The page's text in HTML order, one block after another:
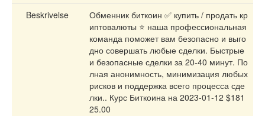
Beskrivelse
Обменник биткоин ✅ купить / продать кр
иптовалюты ⭐ наша профессиональная
команда поможет вам безопасно и выго
дно совершать любые сделки. Быстрые
и безопасные сделки за 20-40 минут. По
лная анонимность, минимизация любых
рисков и поддержка всего процесса сде
лки.. Курс Биткоина на 2023-01-12 $181
25.00